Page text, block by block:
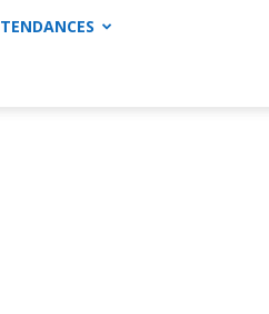
TENDANCES